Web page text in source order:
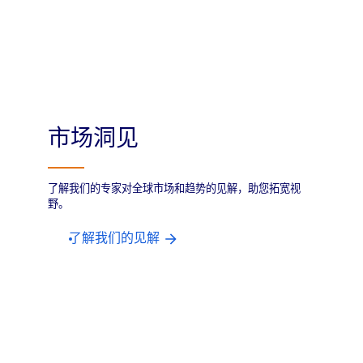
市场洞见
了解我们的专家对全球市场和趋势的见解，助您拓宽视
野。
了解我们的见解